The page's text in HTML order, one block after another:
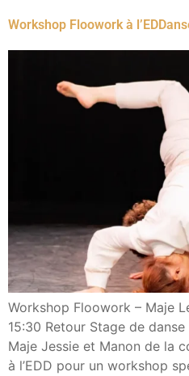
Workshop Floowork à
Workshop Floowork – Maje​
15:30 Retour Stage de danse
Maje​ Jessie et Manon de la
à l’EDD pour un workshop